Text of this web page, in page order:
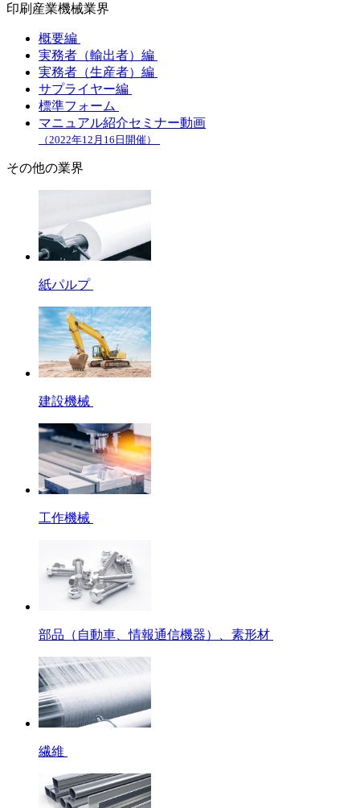
印刷産業機械業界
概要編
実務者（輸出者）編
実務者（生産者）編
サプライヤー編
標準フォーム
マニュアル紹介セミナー動画
（2022年12月16日開催）
その他の業界
紙パルプ
建設機械
工作機械
部品（自動車、情報通信機器）、素形材
繊維